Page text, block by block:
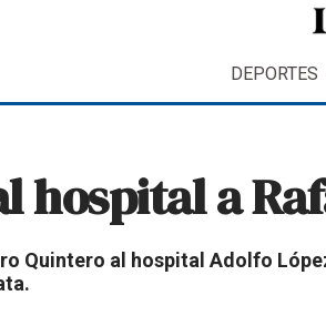
DEPORTES
hospital a
Quintero al hospital Adolfo